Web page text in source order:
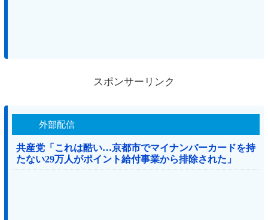
スポンサーリンク
外部配信
共産党「これは酷い…京都市でマイナンバーカードを持
たない29万人がポイント給付事業から排除された」